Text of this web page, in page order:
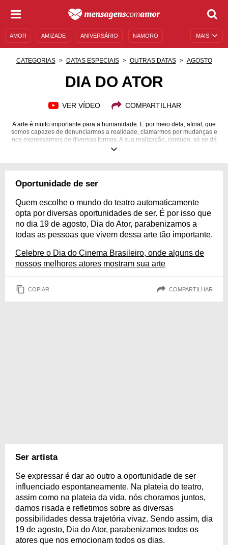
MAIS
AMOR AMIZADE ANIVERSÁRIO NAMORO
CATEGORIAS DATAS ESPECIAIS OUTRAS DATAS AGOSTO
DIA DO ATOR
VER VÍDEO COMPARTILHAR
A arte é muito importante para a humanidade. É por meio dela, afinal, que
somos capazes de denunciarmos a realidade, clamarmos por mudanças e
nos expressarmos de diversas formas. A sua realização, contudo, só se dá
por meio de profissionais muito dedicados com o seu trabalho. Os atores,
comemora-se o Dia do Ator. Faça uma homenagem para aqueles que
Oportunidade de ser
Quem escolhe o mundo do teatro automaticamente
opta por diversas oportunidades de ser. É por isso que
no dia 19 de agosto, Dia do Ator, parabenizamos a
todas as pessoas que vivem dessa arte tão importante.
Celebre o Dia do Cinema Brasileiro, onde alguns de
nossos melhores atores mostram sua arte
COPIAR COMPARTILHAR
Ser artista
Se expressar é dar ao outro a oportunidade de ser
influenciado espontaneamente. Na plateia do teatro,
assim como na plateia da vida, nós choramos juntos,
damos risada e refletimos sobre as diversas
possibilidades dessa trajetória vivaz. Sendo assim, dia
19 de agosto, Dia do Ator, parabenizamos todos os
atores que nos emocionam todos os dias.